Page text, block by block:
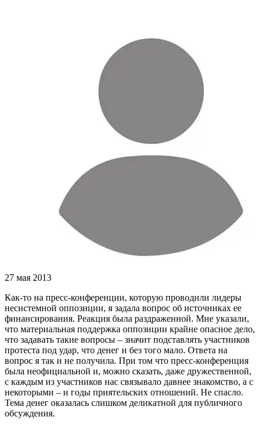
27 мая 2013
Как-то на пресс-конференции, которую проводили лидеры
несистемной оппозиции, я задала вопрос об источниках ее
финансирования. Реакция была раздраженной. Мне указали,
что материальная поддержка оппозиции крайне опасное дело,
что задавать такие вопросы – значит подставлять участников
протеста под удар, что денег и без того мало. Ответа на
вопрос я так и не получила. При том что пресс-конференция
была неофициальной и, можно сказать, даже дружественной,
с каждым из участников нас связывало давнее знакомство, а с
некоторыми – и годы приятельских отношений. Не спасло.
Тема денег оказалась слишком деликатной для публичного
обсуждения.